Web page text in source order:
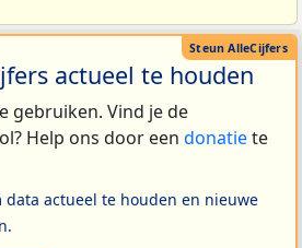
actueel te houden
gebruiken. Vind je de
Help ons door een donatiete
actueel te houden en nieuwe